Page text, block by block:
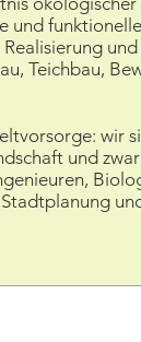
und
Teichbau,
wir
und